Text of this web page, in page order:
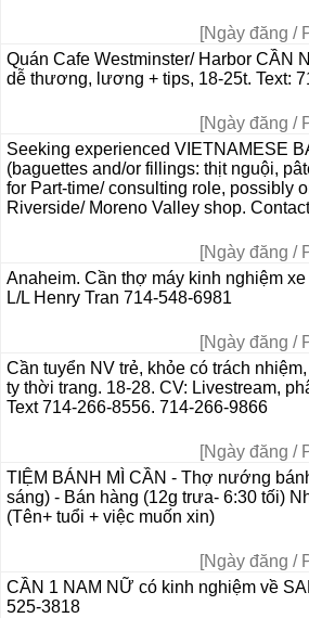
[Ngày đăng /
Quán Cafe Westminster/ Harbor CẦN
dễ thương, lương + tips, 18-25t. Text:
[Ngày đăng /
Seeking experienced VIETNAMESE
(baguettes and/or fillings: thịt nguội,
for Part-time/ consulting role, possibly
Riverside/ Moreno Valley shop.
[Ngày đăng /
Anaheim. Cần thợ máy kinh nghiệm
L/L Henry Tran 714-548-6981
[Ngày đăng /
Cần tuyển NV trẻ, khỏe có trách
ty thời trang. 18-28. CV: Livestream,
Text 714-266-8556. 714-266-9866
[Ngày đăng /
TIỆM BÁNH MÌ CẦN - Thợ nướng
sáng) - Bán hàng (12g trưa- 6:30 tối)
(Tên+ tuổi + việc muốn xin)
[Ngày đăng /
CẦN 1 NAM NỮ có kinh nghiệm về
525-3818